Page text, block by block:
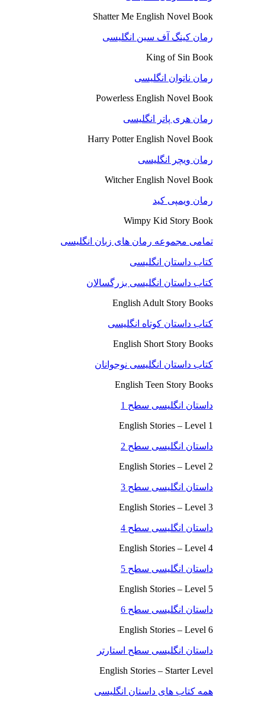
Shatter Me English Novel Book
رمان کینگ آف سین انگلیسی
King of Sin Book
رمان ناتوان انگلیسی
Powerless English Novel Book
رمان هری پاتر انگلیسی
Harry Potter English Novel Book
رمان ویچر انگلیسی
Witcher English Novel Book
رمان ویمپی کید
Wimpy Kid Story Book
تمامی مجموعه رمان های زبان انگلیسی
کتاب داستان انگلیسی
کتاب داستان انگلیسی بزرگسالان
English Adult Story Books
کتاب داستان کوتاه انگلیسی
English Short Story Books
کتاب داستان انگلیسی نوجوانان
English Teen Story Books
داستان انگلیسی سطح 1
English Stories – Level 1
داستان انگلیسی سطح 2
English Stories – Level 2
داستان انگلیسی سطح 3
English Stories – Level 3
داستان انگلیسی سطح 4
English Stories – Level 4
داستان انگلیسی سطح 5
English Stories – Level 5
داستان انگلیسی سطح 6
English Stories – Level 6
داستان انگلیسی سطح استارتر
English Stories – Starter Level
همه کتاب های داستان انگلیسی